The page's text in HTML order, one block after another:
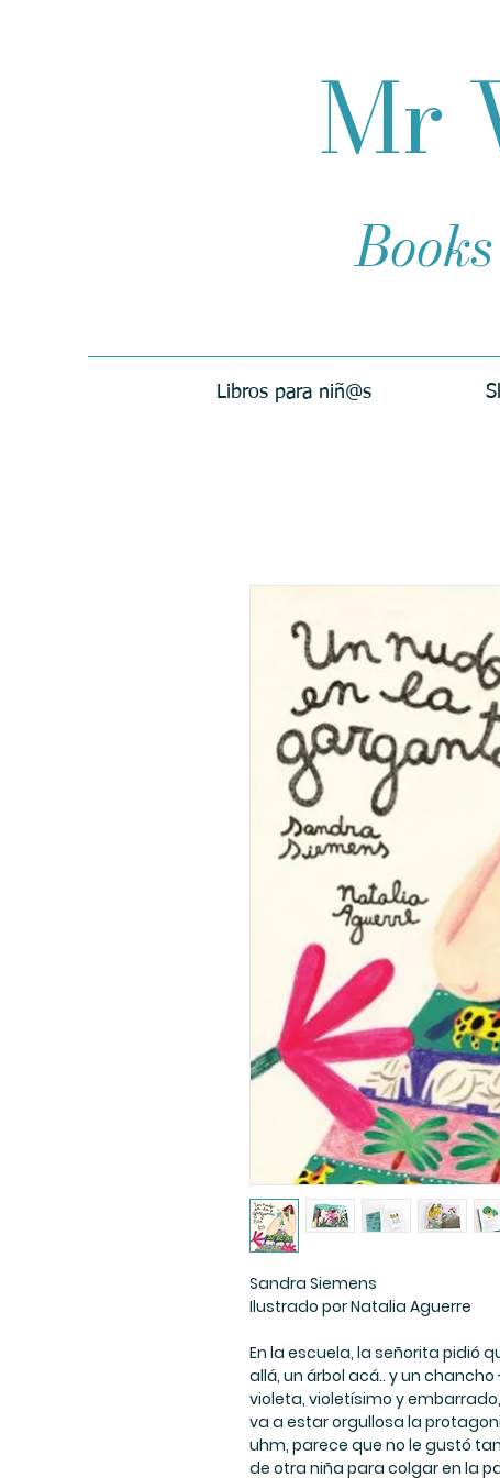
Mr
Libros para niñ@s
Sandra Siemens
Ilustrado por Natalia Aguerre
En la escuela, la señorita pidió
allá, un árbol acá.. y un
violeta, violetísimo y
va a estar orgullosa la
uhm, parece que no le gustó
de otra niña para colgar en la